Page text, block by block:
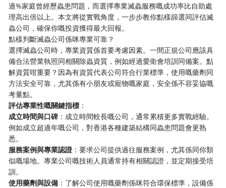
過%家庭曾經歷蟲患問題，而選擇專業滅蟲服務嘅成功率比自助處
理高出倍以上。本文將從實戰角度，一步步教你點樣篩選同評估滅
蟲公司，確保你嘅投資獲得最大回報。
點樣判斷滅蟲公司係咪專業可靠？
選擇滅蟲公司時，專業資質係首要考慮因素。一間正規公司應該具
備合法營業執照同相關除蟲資質，例如經過愛衛會培訓同備案。點
解資質咁重要？因為有資質代表公司符合行業標準，使用嘅藥劑同
方法安全可靠，尤其係有小朋友或寵物嘅家庭，安全係不容妥協嘅
考量點。
​評估專業性嘅關鍵指標​ ​：
​成立時間與口碑​ ​：成立時間較長嘅公司，通常累積更多實戰經驗。
例如成立超過年嘅公司，對香港各種建築結構同蟲患問題會更熟
悉。
​服務案例與專業認證​ ​：要求公司提供過往服務案例，尤其係同你類
似嘅場地。專業公司嘅技術人員通常持有相關認證，並定期接受培
訓。
​使用藥劑與設備​ ​：了解公司使用嘅藥劑係咪符合環保標準，設備係